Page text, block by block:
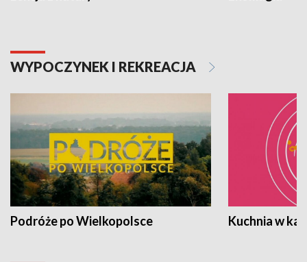
WYPOCZYNEK I REKREACJA
Podróże po Wielkopolsce Kuchnia w